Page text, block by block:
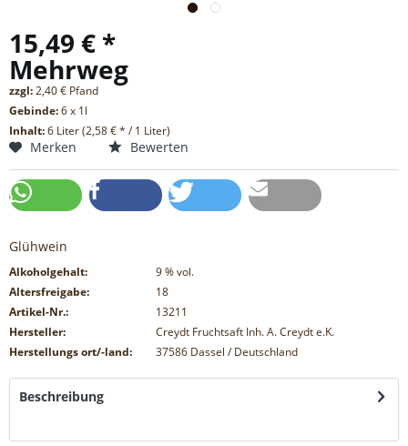
15,49 € *
Mehrweg
zzgl:2,40 € Pfand
Gebinde:6 x 1l
Inhalt:6 Liter (2,58 € * / 1 Liter)
Merken Bewerten
Glühwein
Alkoholgehalt: 9% vol.
Altersfreigabe:
18
Artikel-Nr.:
13211
Hersteller:
Creydt Fruchtsaft Inh. A. Creydt e.K.
Herstellungs ort/-land:
37586 Dassel / Deutschland
Beschreibung